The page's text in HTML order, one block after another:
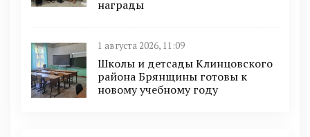
награды
1 августа 2026, 11:09
Школы и детсады Клинцовского
района Брянщины готовы к
новому учебному году